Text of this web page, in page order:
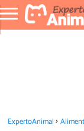
ExpertoAnimal